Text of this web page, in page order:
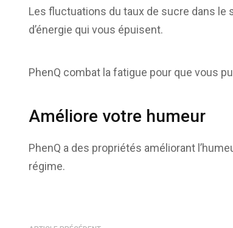
Les fluctuations du taux de sucre dans le
d’énergie qui vous épuisent.
PhenQ combat la fatigue pour que vous
Améliore votre humeur
PhenQ a des propriétés améliorant
régime.